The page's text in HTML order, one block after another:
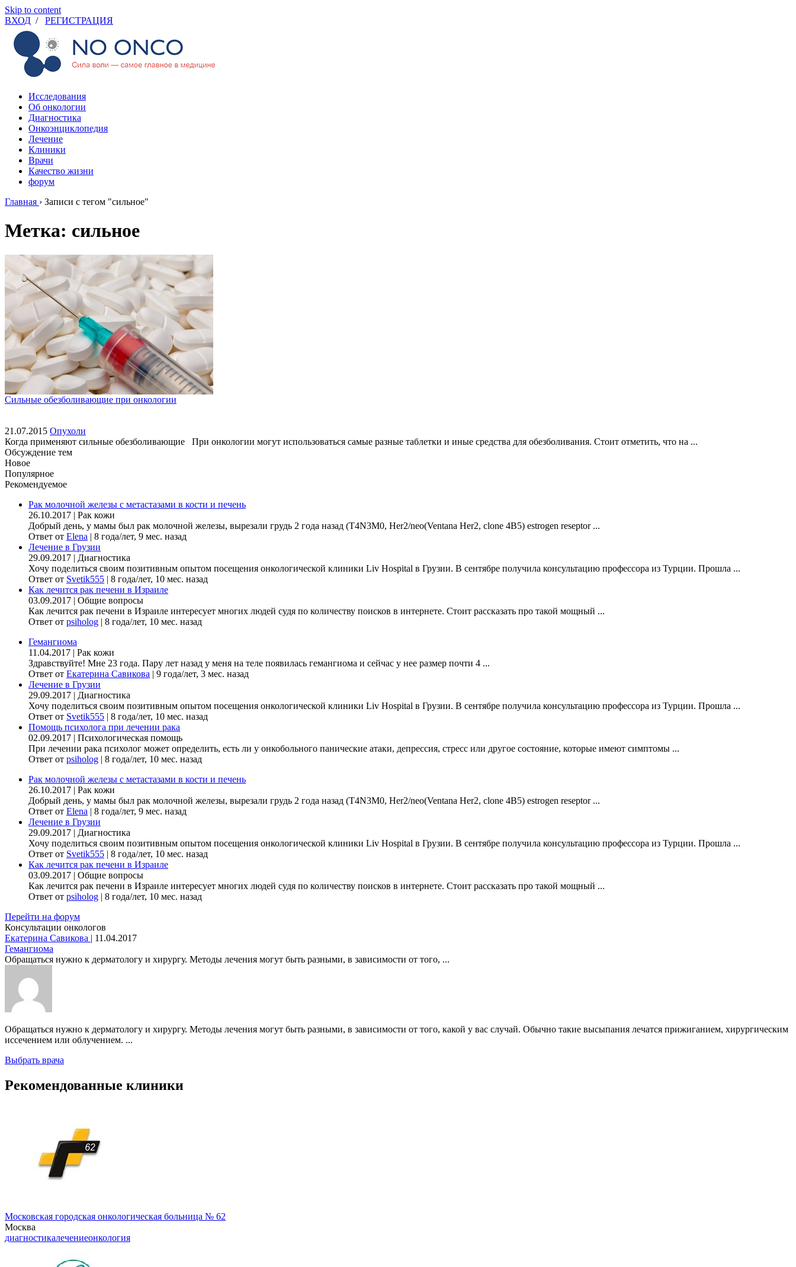
Skip to content
ВХОД / РЕГИСТРАЦИЯ
Исследования
Об онкологии
Диагностика
Онкоэнциклопедия
Лечение
Клиники
Врачи
Качество жизни
форум
Главная › Записи с тегом "сильное"
Метка: сильное
Сильные обезболивающие при онкологии
21.07.2015 Опухоли
Когда применяют сильные обезболивающие При онкологии могут использоваться самые разные таблетки и иные средства для обезболивания. Стоит отметить, что на ...
Обсуждение тем
Новое
Популярное
Рекомендуемое
Рак молочной железы с метастазами в кости и печень
26.10.2017 | Рак кожи
Добрый день, у мамы был рак молочной железы, вырезали грудь 2 года назад (Т4N3M0, Her2/neo(Ventana Her2, clone 4B5) estrogen reseptor ...
Ответ от Elena | 8 года/лет, 9 мес. назад
Лечение в Грузии
29.09.2017 | Диагностика
Хочу поделиться своим позитивным опытом посещения онкологической клиники Liv Hospital в Грузии. В сентябре получила консультацию профессора из Турции. Прошла ...
Ответ от Svetik555 | 8 года/лет, 10 мес. назад
Как лечится рак печени в Израиле
03.09.2017 | Общие вопросы
Как лечится рак печени в Израиле интересует многих людей судя по количеству поисков в интернете. Стоит рассказать про такой мощный ...
Ответ от psiholog | 8 года/лет, 10 мес. назад
Гемангиома
11.04.2017 | Рак кожи
Здравствуйте! Мне 23 года. Пару лет назад у меня на теле появилась гемангиома и сейчас у нее размер почти 4 ...
Ответ от Екатерина Савикова | 9 года/лет, 3 мес. назад
Лечение в Грузии
29.09.2017 | Диагностика
Хочу поделиться своим позитивным опытом посещения онкологической клиники Liv Hospital в Грузии. В сентябре получила консультацию профессора из Турции. Прошла ...
Ответ от Svetik555 | 8 года/лет, 10 мес. назад
Помощь психолога при лечении рака
02.09.2017 | Психологическая помощь
При лечении рака психолог может определить, есть ли у онкобольного панические атаки, депрессия, стресс или другое состояние, которые имеют симптомы ...
Ответ от psiholog | 8 года/лет, 10 мес. назад
Рак молочной железы с метастазами в кости и печень
26.10.2017 | Рак кожи
Добрый день, у мамы был рак молочной железы, вырезали грудь 2 года назад (Т4N3M0, Her2/neo(Ventana Her2, clone 4B5) estrogen reseptor ...
Ответ от Elena | 8 года/лет, 9 мес. назад
Лечение в Грузии
29.09.2017 | Диагностика
Хочу поделиться своим позитивным опытом посещения онкологической клиники Liv Hospital в Грузии. В сентябре получила консультацию профессора из Турции. Прошла ...
Ответ от Svetik555 | 8 года/лет, 10 мес. назад
Как лечится рак печени в Израиле
03.09.2017 | Общие вопросы
Как лечится рак печени в Израиле интересует многих людей судя по количеству поисков в интернете. Стоит рассказать про такой мощный ...
Ответ от psiholog | 8 года/лет, 10 мес. назад
Перейти на форум
Консультации онкологов
Екатерина Савикова | 11.04.2017
Гемангиома
Обращаться нужно к дерматологу и хирургу. Методы лечения могут быть разными, в зависимости от того, ...
Обращаться нужно к дерматологу и хирургу. Методы лечения могут быть разными, в зависимости от того, какой у вас случай. Обычно такие высыпания лечатся прижиганием, хирургическим
иссечением или облучением. ...
Выбрать врача
Рекомендованные клиники
Московская городская онкологическая больница № 62
Москва
диагностикалечениеонкология